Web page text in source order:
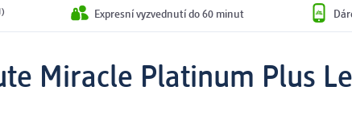
Expresní vyzvednutí do 60 minut
Miracle Platinum Plus